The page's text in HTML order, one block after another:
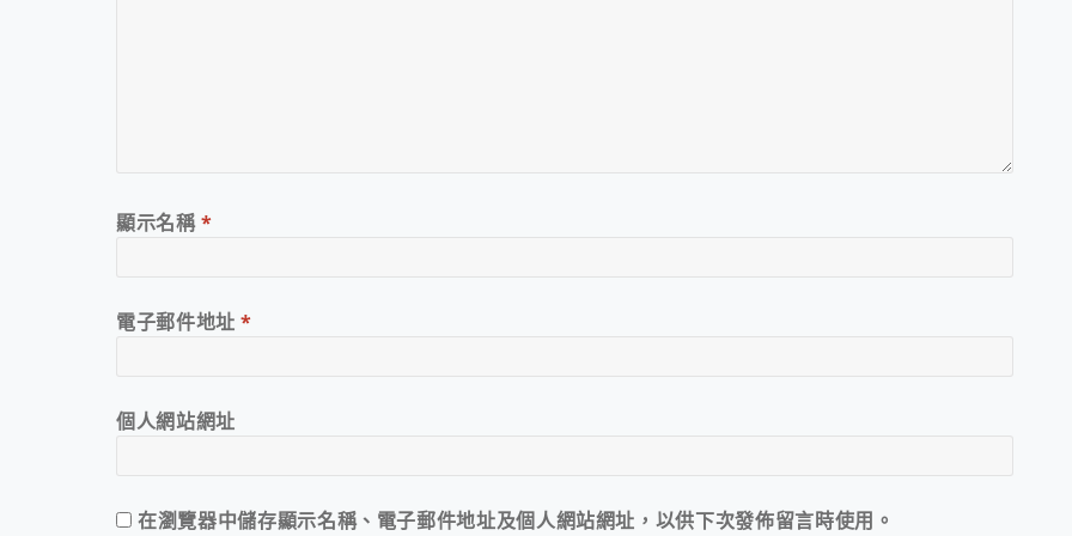
顯示名稱*
電子郵件地址*
個人網站網址
在瀏覽器中儲存顯示名稱、電子郵件地址及個人網站網址，以供下次發佈留言時使用。